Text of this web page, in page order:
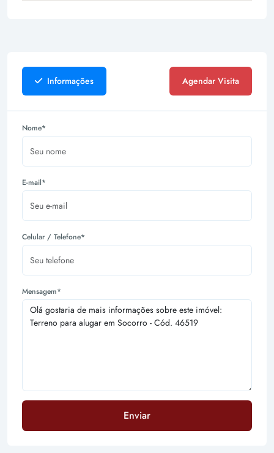
Informações Agendar Visita
Nome*
E-mail*
Celular / Telefone*
Mensagem*
Enviar